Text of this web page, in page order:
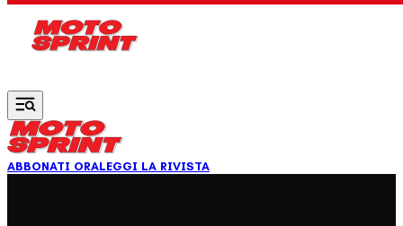
ABBONATI ORALEGGI LA RIVISTA